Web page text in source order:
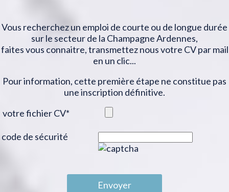
Vous recherchez un emploi de courte ou de longue durée
sur le secteur de la Champagne Ardennes,
faites vous connaitre, transmettez nous votre CV par mail
en un clic...
Pour information, cette première étape ne constitue pas
une inscription définitive.
votre fichier CV*
code de sécurité
Envoyer